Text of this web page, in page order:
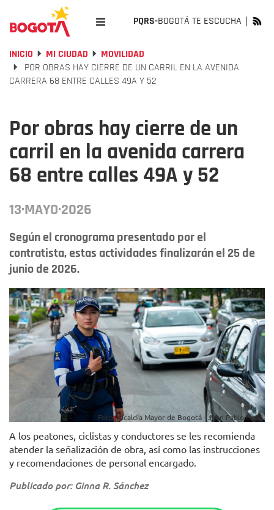
PQRS-BOGOTÁ TE ESCUCHA
INICIO MI CIUDAD
MOVILIDAD
POR OBRAS HAY CIERRE DE UN CARRIL EN LA AVENIDA
CARRERA 68 ENTRE CALLES 49A Y 52
Por obras hay cierre de un
carril en la avenida carrera
68 entre calles 49A y 52
13·MAYO·2026
Según el cronograma presentado por el
contratista, estas actividades finalizarán el 25 de
junio de 2026.
Foto: Alcaldía Mayor de Bogotá - Juan Pablo Bello.
A los peatones, ciclistas y conductores se les recomienda
atender la señalización de obra, así como las instrucciones
y recomendaciones de personal encargado.
Publicado por: Ginna R. Sánchez